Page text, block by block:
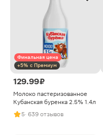
Финальная цена
+5% с Премиум
129.99 ₽
Молоко пастеризованное
Кубанская буренка 2.5% 1.4л
5· 639 отзывов